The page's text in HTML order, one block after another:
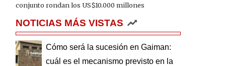
conjunto rondan los US$10.000 millones
NOTICIAS MÁS VISTAS
Cómo será la sucesión en Gaiman:
cuál es el mecanismo previsto en la